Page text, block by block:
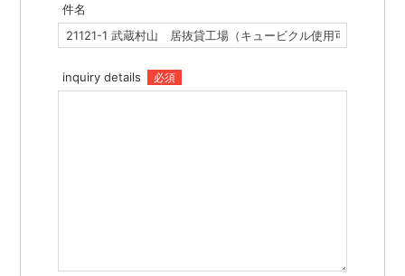
件名
inquiry details 必須